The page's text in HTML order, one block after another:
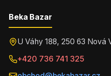
Beka Bazar
U Váhy 188, 250 63 Nová
+420 736 741 325